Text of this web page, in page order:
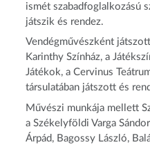
ismét szabadfoglalkozású
játszik és rendez.
Vendégművészként
Karinthy Színház, a
Játékok, a Cervinus
társulatában játszott és
Művészi munkája mellett
a Székelyföldi Varga
Árpád, Bagossy László,